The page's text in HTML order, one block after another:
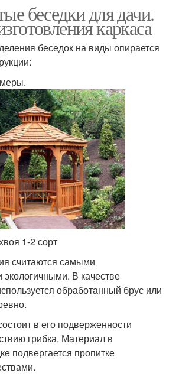
беседки для дачи.
каркаса
беседок на виды опирается
1-2 сорт
считаются самыми
В качестве
обработанный брус или
в его подверженности
грибка. Материал в
подвергается пропитке